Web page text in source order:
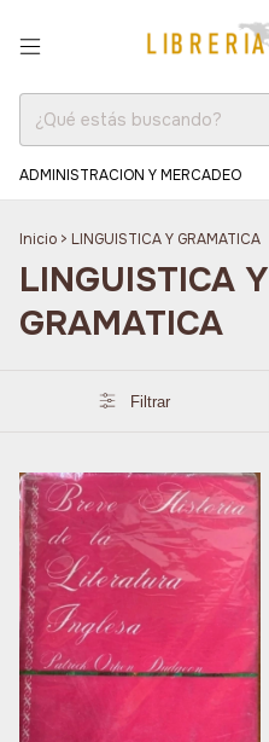
ADMINISTRACION Y MERCADEO
Inicio > LINGUISTICA Y GRAMATICA
LINGUISTICA Y
GRAMATICA
Filtrar